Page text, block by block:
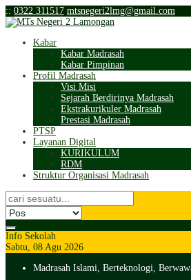
:: 0322 311517 mtsnegeri2lmg@gmail.com
Kabar
Kabar Madrasah
Kabar Pimpinan
Profil Madrasah
Visi Misi
Sejarah Berdirinya Madrasah
Ekstrakurikuler Madrasah
Prestasi Madrasah
PTSP
Layanan Digital
KURIKULUM
RDM
Struktur Organisasi Madrasah
Info Sekolah
Sabtu, 08 Agu 2026
Madrasah Islami, Berteknologi,